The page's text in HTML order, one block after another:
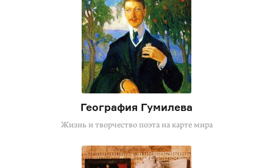
География Гумилева
Жизнь и творчество поэта на карте мира